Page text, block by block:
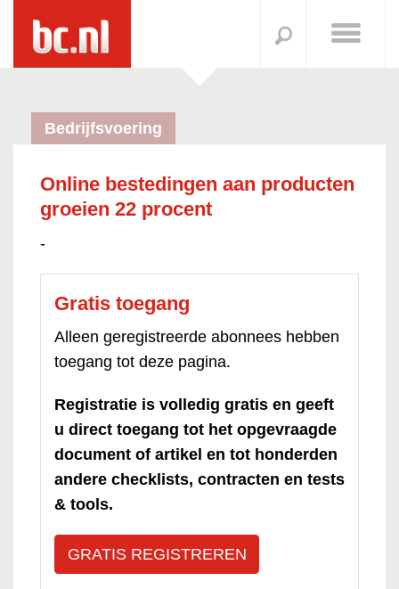
Bedrijfsvoering
Online bestedingen aan producten
groeien 22 procent
-
Gratis toegang
Alleen geregistreerde abonnees hebben
toegang tot deze pagina.
Registratie is volledig gratis en geeft
u direct toegang tot het opgevraagde
document of artikel en tot honderden
andere checklists, contracten en tests
& tools.
GRATIS REGISTREREN